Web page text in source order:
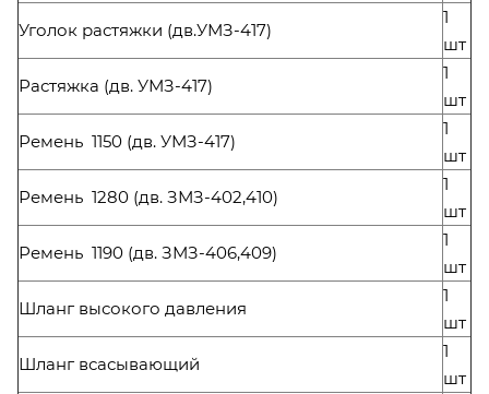
Уголок растяжки (дв.УМЗ-417)
1
шт
Растяжка (дв. УМЗ-417)
1
шт
Ремень 1150 (дв. УМЗ-417)
1
шт
Ремень 1280 (дв. ЗМЗ-402,410)
1
шт
Ремень 1190 (дв. ЗМЗ-406,409)
1
шт
Шланг высокого давления
1
шт
Шланг всасывающий
1
шт